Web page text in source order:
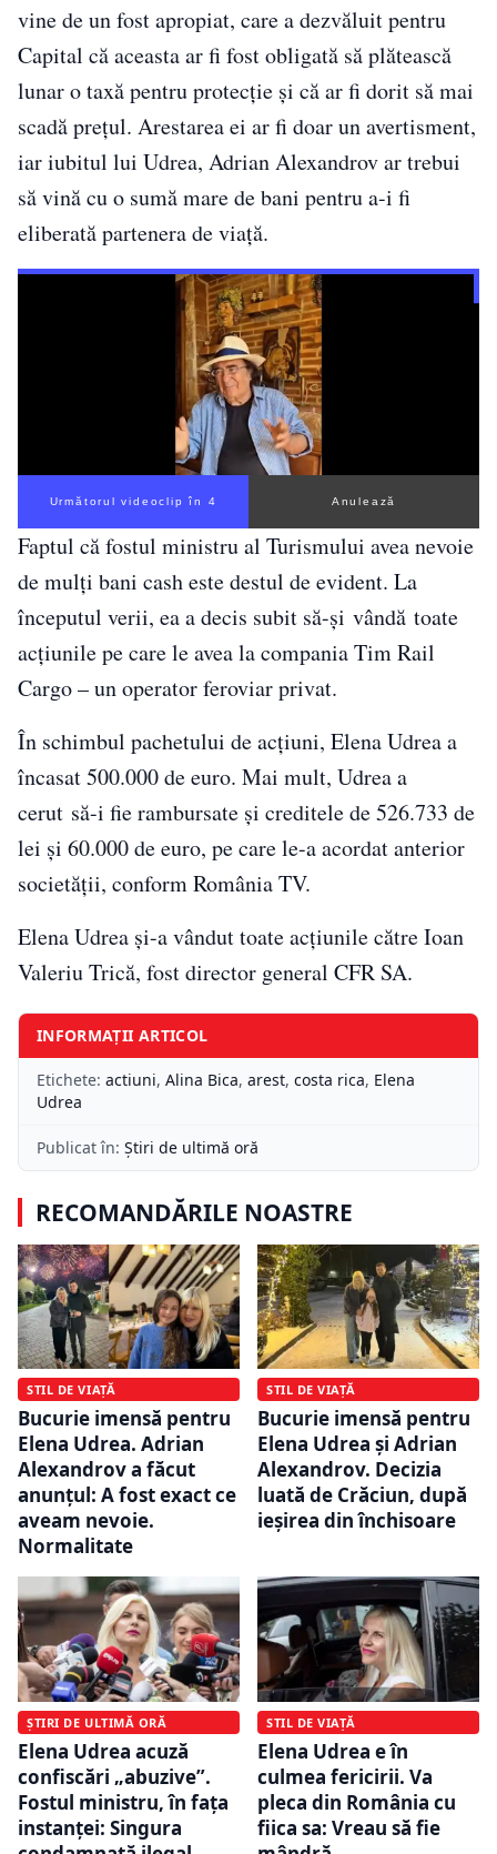
vine de un fost apropiat, care a dezvăluit pentru
Capital că aceasta ar fi fost obligată să plătească
lunar o taxă pentru protecție și că ar fi dorit să mai
scadă prețul. Arestarea ei ar fi doar un avertisment,
iar iubitul lui Udrea, Adrian Alexandrov ar trebui
să vină cu o sumă mare de bani pentru a-i fi
eliberată partenera de viață.
Următorul videoclip în 4 Anulează
Faptul că fostul ministru al Turismului avea nevoie
de mulți bani cash este destul de evident. La
începutul verii, ea a decis subit să-și vândă toate
acțiunile pe care le avea la compania Tim Rail
Cargo – un operator feroviar privat.
În schimbul pachetului de acțiuni, Elena Udrea a
încasat 500.000 de euro. Mai mult, Udrea a
cerut să-i fie rambursate și creditele de 526.733 de
lei și 60.000 de euro, pe care le-a acordat anterior
societății, conform România TV.
Elena Udrea și-a vândut toate acțiunile către Ioan
Valeriu Trică, fost director general CFR SA.
INFORMAȚII ARTICOL
Etichete: actiuni, Alina Bica, arest, costa rica, Elena
Udrea
Publicat în: Știri de ultimă oră
RECOMANDĂRILE NOASTRE
STIL DE VIAȚĂ
Bucurie imensă pentru
Elena Udrea. Adrian
Alexandrov a făcut
anunțul: A fost exact ce
aveam nevoie.
Normalitate
STIL DE VIAȚĂ
Bucurie imensă pentru
Elena Udrea și Adrian
Alexandrov. Decizia
luată de Crăciun, după
ieșirea din închisoare
ȘTIRI DE ULTIMĂ ORĂ
Elena Udrea acuză
confiscări „abuzive”.
Fostul ministru, în fața
instanței: Singura
STIL DE VIAȚĂ
Elena Udrea e în
culmea fericirii. Va
pleca din România cu
fiica sa: Vreau să fie